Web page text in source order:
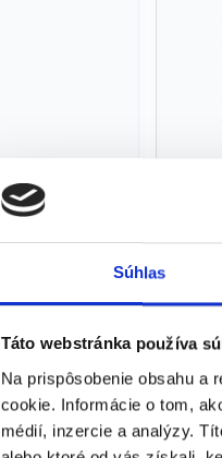
Súhlas
Táto webstránka používa
Na prispôsobenie obsahu a
cookie. Informácie o tom,
médií, inzercie a analýzy.